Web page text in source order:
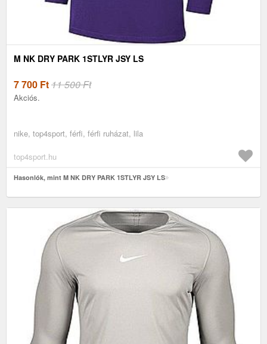
M NK DRY PARK 1STLYR JSY LS
7 700 Ft11 500 Ft
Akciós.
nike, top4sport, férfi, férfi ruházat, lila
top4sport.hu
Hasonlók, mint M NK DRY PARK 1STLYR JSY LS